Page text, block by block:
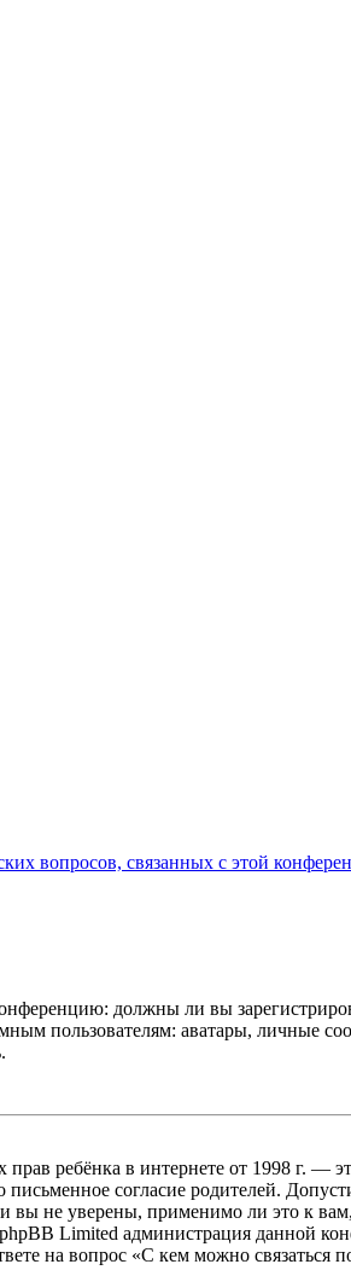
вопросов, связанных с этой
должны ли вы
пользователям: аватары, личные
ребёнка в интернете от 1998 г.
согласие родителей.
не уверены, применимо ли это к
Limited администрация данной
на вопрос «С кем можно связаться